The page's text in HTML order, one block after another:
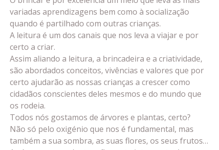
variadas aprendizagens bem como à socialização
quando é partilhado com outras crianças.
A leitura é um dos canais que nos leva a viajar e por
certo a criar.
Assim aliando a leitura, a brincadeira e a criatividade,
são abordados conceitos, vivências e valores que por
certo ajudarão as nossas crianças a crescer como
cidadãos conscientes deles mesmos e do mundo que
os rodeia.
Todos nós gostamos de árvores e plantas, certo?
Não só pelo oxigénio que nos é fundamental, mas
também a sua sombra, as suas flores, os seus frutos…